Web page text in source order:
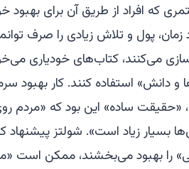
که افراد از طریق آن برای بهبود
زمان، پول و تلاش زیادی را صرف
می‌کنند، کتاب‌های خودیاری
دانش» استفاده کنند. کار بهبود
«حقیقت ساده» این بود که «مردم
بسیار زیاد است». شولتز پیشنهاد
را بهبود می‌بخشند، ممکن است